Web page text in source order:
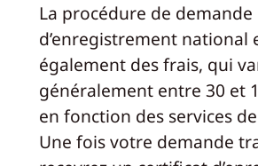
La procédure de demande
d’enregistrement national
également des frais, qui
généralement entre 30 et
en fonction des services
Une fois votre demande